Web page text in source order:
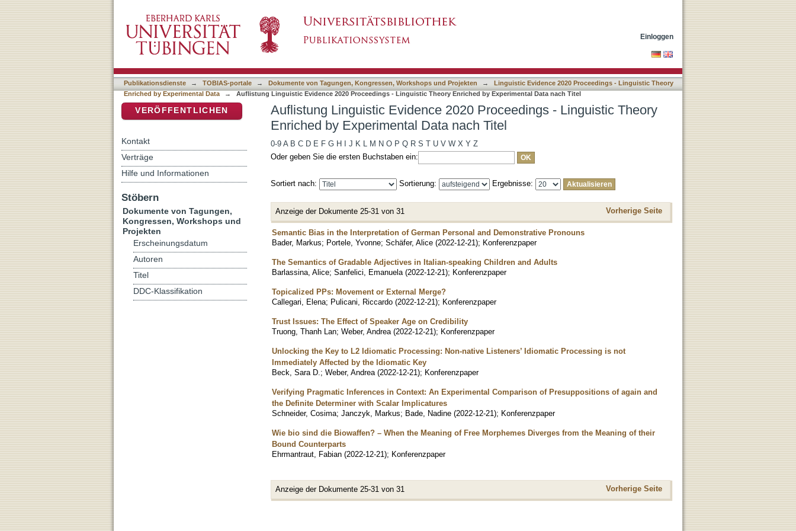
Data nach Titel
Einloggen
Publikationsdienste → TOBIAS-portale → Dokumente von Tagungen, Kongressen, Workshops und Projekten →
Linguistic Evidence 2020 Proceedings - Linguistic Theory
Enriched by Experimental Data
→ Auflistung Linguistic Evidence 2020 Proceedings - Linguistic Theory Enriched by Experimental Data nach Titel
Auflistung Linguistic Evidence 2020 Proceedings - Linguistic Theory
Enriched by Experimental Data nach Titel
0-9 A B C D E F G H J K L M N O P Q R S T U V W X Y Z
Oder geben Sie die ersten Buchstaben ein:
Sortiert nach: Sortierung: Ergebnisse:
Anzeige der Dokumente 25-31 von 31 Vorherige Seite
Semantic Bias in the Interpretation of German Personal and Demonstrative Pronouns
Bader, Markus; Portele, Yvonne; Schäfer, Alice (2022-12-21); Konferenzpaper
The Semantics of Gradable Adjectives in Italian-speaking Children and Adults
Barlassina, Alice; Sanfelici, Emanuela (2022-12-21); Konferenzpaper
Topicalized PPs: Movement or External Merge?
Callegari, Elena; Pulicani, Riccardo (2022-12-21); Konferenzpaper
Trust Issues: The Effect of Speaker Age on Credibility
Truong, Thanh Lan; Weber, Andrea (2022-12-21); Konferenzpaper
Unlocking the Key to L2 Idiomatic Processing: Non-native Listeners’ Idiomatic Processing is not
Immediately Affected by the Idiomatic Key
Beck, Sara D. ; Weber, Andrea (2022-12-21); Konferenzpaper
Verifying Pragmatic Inferences in Context: An Experimental Comparison of Presuppositions of again and
the Definite Determiner with Scalar Implicatures
Schneider, Cosima; Janczyk, Markus; Bade, Nadine (2022-12-21); Konferenzpaper
Wie bio sind die Biowaffen? – When the Meaning of Free Morphemes Diverges from the Meaning of their
Bound Counterparts
Ehrmantraut, Fabian (2022-12-21); Konferenzpaper
Anzeige der Dokumente 25-31 von 31 Vorherige Seite
VERÖFFENTLICHEN
Kontakt
Verträge
Hilfe und Informationen
Stöbern
Dokumente von Tagungen,
Kongressen, Workshops und
Projekten
Erscheinungsdatum
Autoren
Titel
DDC-Klassifikation